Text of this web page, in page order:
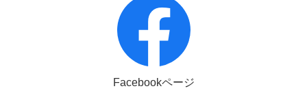
Facebookページ